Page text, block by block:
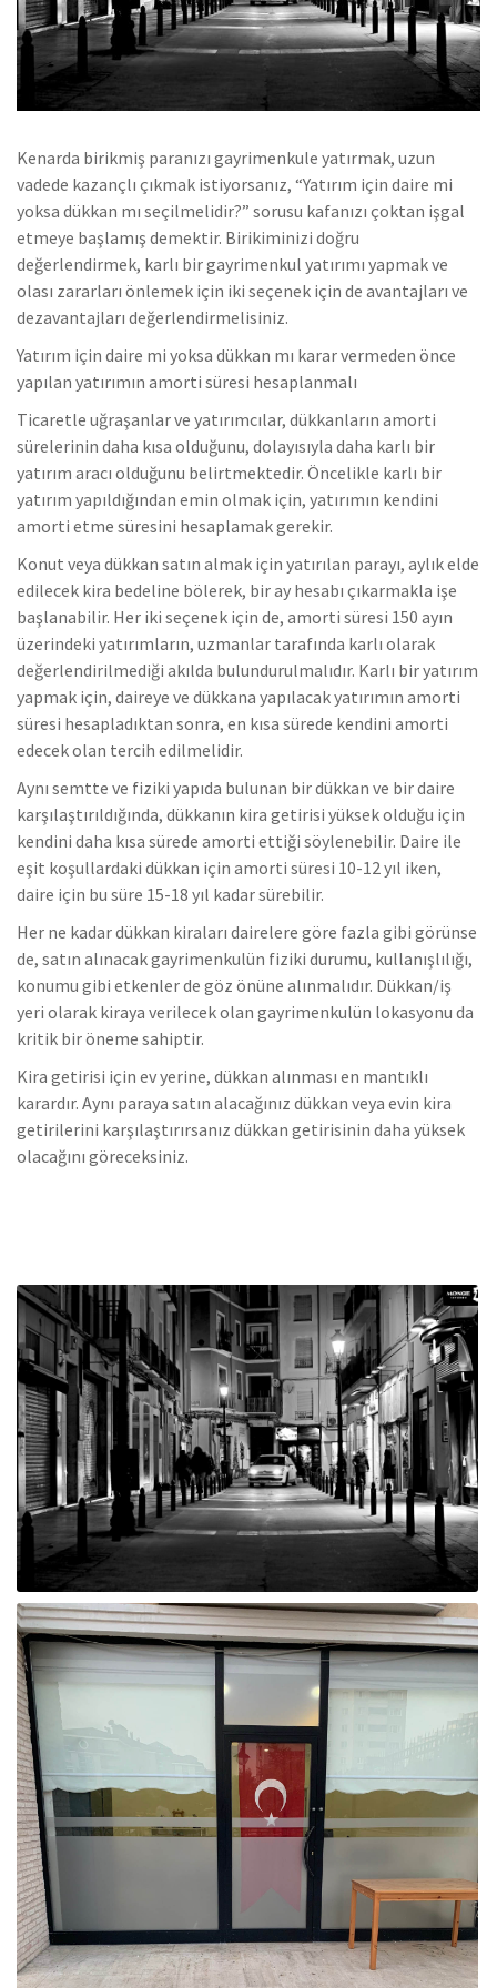
Kenarda birikmiş paranızı gayrimenkule yatırmak, uzun
vadede kazançlı çıkmak istiyorsanız, “Yatırım için daire mi
yoksa dükkan mı seçilmelidir?” sorusu kafanızı çoktan işgal
etmeye başlamış demektir. Birikiminizi doğru
değerlendirmek, karlı bir gayrimenkul yatırımı yapmak ve
olası zararları önlemek için iki seçenek için de avantajları ve
dezavantajları değerlendirmelisiniz.
Yatırım için daire mi yoksa dükkan mı karar vermeden önce
yapılan yatırımın amorti süresi hesaplanmalı
Ticaretle uğraşanlar ve yatırımcılar, dükkanların amorti
sürelerinin daha kısa olduğunu, dolayısıyla daha karlı bir
yatırım aracı olduğunu belirtmektedir. Öncelikle karlı bir
yatırım yapıldığından emin olmak için, yatırımın kendini
amorti etme süresini hesaplamak gerekir.
Konut veya dükkan satın almak için yatırılan parayı, aylık elde
edilecek kira bedeline bölerek, bir ay hesabı çıkarmakla işe
başlanabilir. Her iki seçenek için de, amorti süresi 150 ayın
üzerindeki yatırımların, uzmanlar tarafında karlı olarak
değerlendirilmediği akılda bulundurulmalıdır. Karlı bir yatırım
yapmak için, daireye ve dükkana yapılacak yatırımın amorti
süresi hesapladıktan sonra, en kısa sürede kendini amorti
edecek olan tercih edilmelidir.
Aynı semtte ve fiziki yapıda bulunan bir dükkan ve bir daire
karşılaştırıldığında, dükkanın kira getirisi yüksek olduğu için
kendini daha kısa sürede amorti ettiği söylenebilir. Daire ile
eşit koşullardaki dükkan için amorti süresi 10-12 yıl iken,
daire için bu süre 15-18 yıl kadar sürebilir.
Her ne kadar dükkan kiraları dairelere göre fazla gibi görünse
de, satın alınacak gayrimenkulün fiziki durumu, kullanışlılığı,
konumu gibi etkenler de göz önüne alınmalıdır. Dükkan/iş
yeri olarak kiraya verilecek olan gayrimenkulün lokasyonu da
kritik bir öneme sahiptir.
Kira getirisi için ev yerine, dükkan alınması en mantıklı
karardır. Aynı paraya satın alacağınız dükkan veya evin kira
getirilerini karşılaştırırsanız dükkan getirisinin daha yüksek
olacağını göreceksiniz.